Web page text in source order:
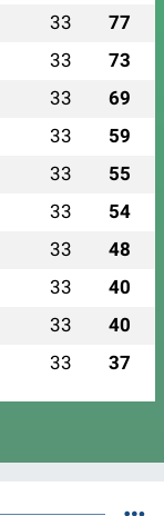
33 77
33 73
33 69
33 59
33 55
33 54
33 48
33 40
33 40
33 37